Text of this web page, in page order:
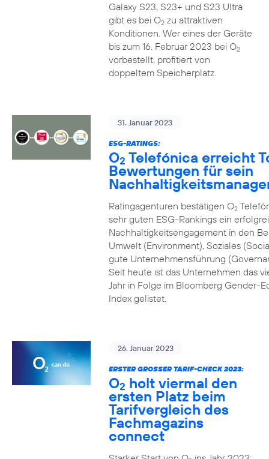
Galaxy S23, S23+ und S23 Ultra
gibt es bei O2zu attraktiven
Konditionen. Wer eines der Geräte
bis zum 16. Februar 2023 bei O2
vorbestellt, profitiert von
doppeltem Speicherplatz.
31. Januar 2023
ESG-RATINGS:
O2 Telefónica erreicht
Bewertungen für sein
Ratingagenturen bestätigen O2
sehr guten ESG-Rankings ein
Nachhaltigkeitsengagement in den
Umwelt (Environment), Soziales
gute Unternehmensführung
Seit heute ist das Unternehmen das
Jahr in Folge im Bloomberg Gender-
Index gelistet.
26. Januar 2023
ERSTER GROSSER TARIF-CHECK 2023:
O2 holt viermal den
ersten Platz beim
Tarifvergleich des
Fachmagazins
connect